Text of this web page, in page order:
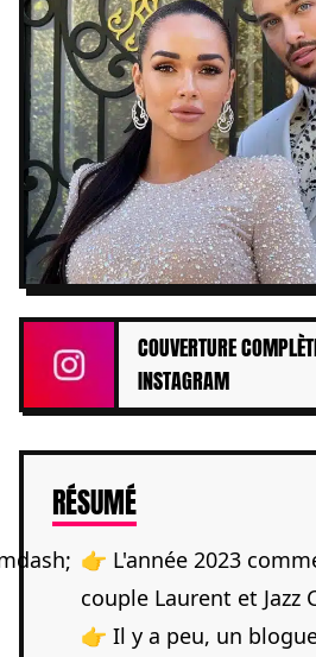
COUVERTURE
INSTAGRAM
RÉSUMÉDE L'ARTICLE
👉 L'année 2023
couple Laurent et Jazz
👉 Il y a peu, un